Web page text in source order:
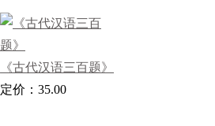
《古代汉语三百题》
定价：35.00